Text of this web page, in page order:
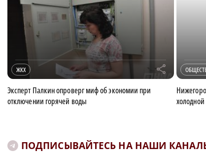
ЖКХ r
Эксперт Палкин опроверг миф об экономии при
отключении горячей воды
холодной
ПОДПИСЫВАЙТЕСЬ НА НАШИ КАНАЛЫ